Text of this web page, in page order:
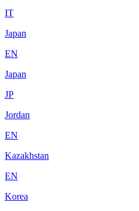
IT
Japan
EN
Japan
JP
Jordan
EN
Kazakhstan
EN
Korea